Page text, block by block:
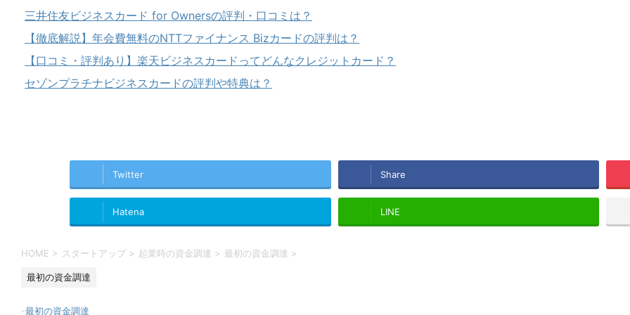
三井住友ビジネスカード for Ownersの評判・口コミは？
【徹底解説】年会費無料のNTTファイナンス Bizカードの評判は？
【口コミ・評判あり】楽天ビジネスカードってどんなクレジットカード？
セゾンプラチナビジネスカードの評判や特典は？
Twitter Share
Hatena LINE
HOME > スタートアップ > 起業時の資金調達 > 最初の資金調達 >
最初の資金調達
-最初の資金調達